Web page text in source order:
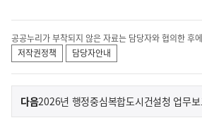
공공누리가 부착되지 않은 자료는 담당자와 협의한 후
저작권정책
담당자안내
이
전
다음기
사
2026년 행정중심복합도시건설청 업무